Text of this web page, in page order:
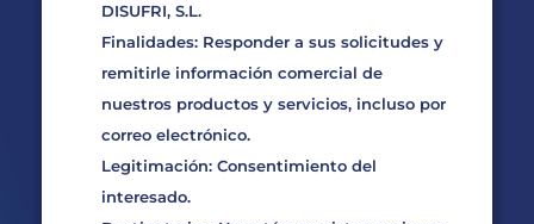
DISUFRI, S.L.
Finalidades: Responder a sus solicitudes y
remitirle información comercial de
nuestros productos y servicios, incluso por
correo electrónico.
Legitimación: Consentimiento del
interesado.